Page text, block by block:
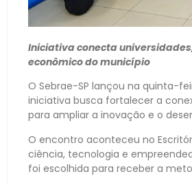
Iniciativa conecta
econômico do município
O Sebrae-SP lançou na quinta-
iniciativa busca fortalecer a
para ampliar a inovação e o
O encontro aconteceu no
ciência, tecnologia e
foi escolhida para receber a